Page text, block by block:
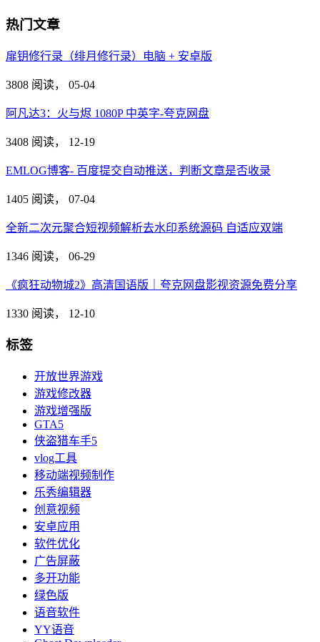
热门文章
扉钥修行录（绯月修行录）电脑 + 安卓版
3808 阅读， 05-04
阿凡达3：火与烬 1080P 中英字-夸克网盘
3408 阅读， 12-19
EMLOG博客- 百度提交自动推送，判断文章是否收录
1405 阅读， 07-04
全新二次元聚合短视频解析去水印系统源码 自适应双端
1346 阅读， 06-29
《疯狂动物城2》高清国语版｜夸克网盘影视资源免费分享
1330 阅读， 12-10
标签
开放世界游戏
游戏修改器
游戏增强版
GTA5
侠盗猎车手5
vlog工具
移动端视频制作
乐秀编辑器
创意视频
安卓应用
软件优化
广告屏蔽
多开功能
绿色版
语音软件
YY语音